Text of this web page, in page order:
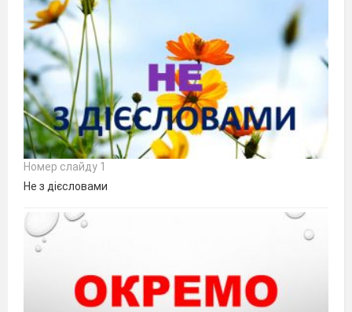
Номер слайду 1
Не з дієсловами